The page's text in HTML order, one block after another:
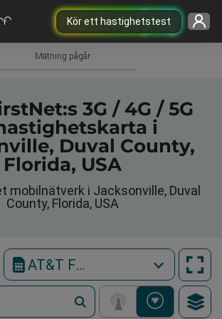
Kör ett hastighetstest
Mätning pågår
3G / 4G / 5G
i
Duval County,
Florida, USA
mobilnätverk i Jacksonville, Duval
County, Florida, USA
AT&T FirstNet